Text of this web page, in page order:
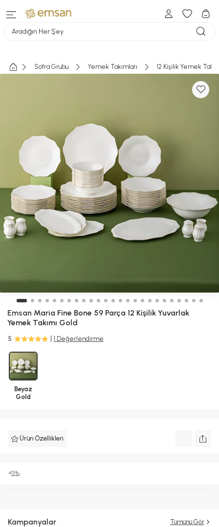
Aradığın Her Şey
Sofra Grubu Yemek Takımları 12 Kişilik Yemek
Emsan Maria Fine Bone 59 Parça 12 Kişilik Yuvarlak
Yemek Takımı Gold
5 1 Değerlendirme
Beyaz
Gold
Ürün Özellikleri
Kampanyalar Tümünü Gör